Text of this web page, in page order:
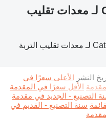
أجزاء المحرك Caterpillar لـ معدات تقليب
النشر الأعلى سعرًا في
الأقل سعرًا في المقدمة
التصنيع - الجديد في مقدمة
سنة التصنيع - القديم في